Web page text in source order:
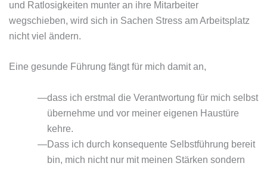
und Ratlosigkeiten munter an ihre Mitarbeiter
wegschieben, wird sich in Sachen Stress am Arbeitsplatz
nicht viel ändern.
Eine gesunde Führung fängt für mich damit an,
dass ich erstmal die Verantwortung für mich selbst
übernehme und vor meiner eigenen Haustüre
kehre.
Dass ich durch konsequente Selbstführung bereit
bin, mich nicht nur mit meinen Stärken sondern